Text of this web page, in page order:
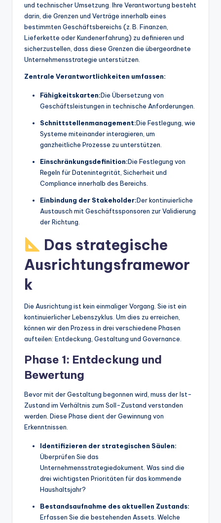
und technischer Umsetzung. Ihre Verantwortung besteht
darin, die Grenzen und Verträge innerhalb eines
bestimmten Geschäftsbereichs (z. B. Finanzen,
Lieferkette oder Kundenerfahrung) zu definieren und
sicherzustellen, dass diese Grenzen die übergeordnete
Unternehmensstrategie unterstützen.
Zentrale Verantwortlichkeiten umfassen:
Fähigkeitskarten:Die Übersetzung von
Geschäftsleistungen in technische Anforderungen.
Schnittstellenmanagement:Die Festlegung, wie
Systeme miteinander interagieren, um
ganzheitliche Prozesse zu unterstützen.
Einschränkungsdefinition:Die Festlegung von
Regeln für Datenintegrität, Sicherheit und
Compliance innerhalb des Bereichs.
Einbindung der Stakeholder:Der kontinuierliche
Austausch mit Geschäftssponsoren zur Validierung
der Richtung.
Das strategische
Ausrichtungsframewor
k
Die Ausrichtung ist kein einmaliger Vorgang. Sie ist ein
kontinuierlicher Lebenszyklus. Um dies zu erreichen,
können wir den Prozess in drei verschiedene Phasen
aufteilen: Entdeckung, Gestaltung und Governance.
Phase 1: Entdeckung und
Bewertung
Bevor mit der Gestaltung begonnen wird, muss der Ist-
Zustand im Verhältnis zum Soll-Zustand verstanden
werden. Diese Phase dient der Gewinnung von
Erkenntnissen.
Identifizieren der strategischen Säulen:
Überprüfen Sie das
Unternehmensstrategiedokument. Was sind die
drei wichtigsten Prioritäten für das kommende
Haushaltsjahr?
Bestandsaufnahme des aktuellen Zustands:
Erfassen Sie die bestehenden Assets. Welche